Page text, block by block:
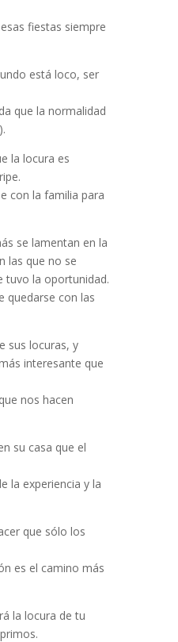
fiestas siempre
está loco, ser
que la normalidad
la locura es
con la familia para
se lamentan en la
las que no se
tuvo la oportunidad.
quedarse con las
sus locuras, y
interesante que
nos hacen
su casa que el
la experiencia y la
que sólo los
es el camino más
la locura de tu